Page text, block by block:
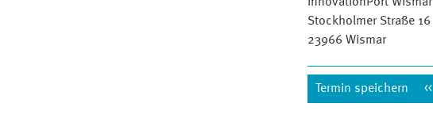
Stockholmer Straße 16
23966 Wismar
Termin speichern